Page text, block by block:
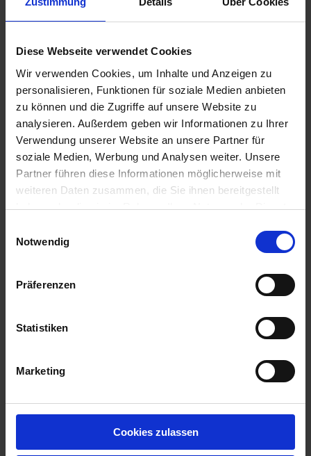
Diese Webseite verwendet Cookies
Wir verwenden Cookies, um Inhalte und Anzeigen zu
personalisieren, Funktionen für soziale Medien anbieten
zu können und die Zugriffe auf unsere Website zu
analysieren. Außerdem geben wir Informationen zu Ihrer
Verwendung unserer Website an unsere Partner für
soziale Medien, Werbung und Analysen weiter. Unsere
Partner führen diese Informationen möglicherweise mit
weiteren Daten zusammen, die Sie ihnen bereitgestellt
haben oder die sie im Rahmen Ihrer Nutzung der Dienste
Notwendig
Präferenzen
Statistiken
Marketing
Cookies zulassen
Ähnliche Produkte